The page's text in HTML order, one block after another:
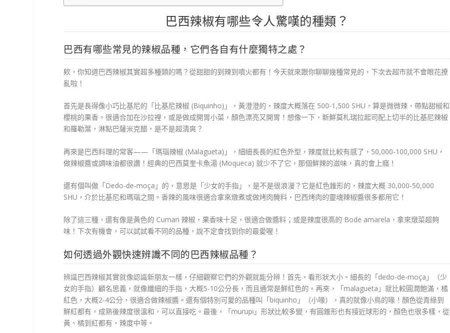
巴西辣椒有哪些令人驚嘆的種類？
巴西有哪些常見的辣椒品種，它們各自有什麼獨特之處？
欸，你知道巴西辣椒其實超多種類的嗎？從甜甜的到辣到噴火都有！今天就來跟你聊聊幾種常見的，下次去超市就不會眼花撩
亂啦！
首先是長得像小巧比基尼的「比基尼辣椒 (Biquinho)」，黃澄澄的，辣度大概落在 500-1,500 SHU，算是微微辣，帶點甜椒和
櫻桃的果香。很適合加在沙拉裡，或是做成開胃小菜，顏色漂亮又開胃！想像一下，新鮮莫札瑞拉起司配上切半的比基尼辣椒
和羅勒葉，淋點巴薩米克醋，是不是超清爽？
再來是巴西料理的常客——「瑪瑙辣椒 (Malagueta)」，細細長長的紅色外型，辣度就比較有感了，50,000-100,000 SHU，
做辣椒醬或調味油都很讚！經典的巴西莫奎卡魚湯 (Moqueca) 就少不了它，那個鮮辣的滋味，真的會上癮！
還有個叫做「Dedo-de-moça」的，意思是「少女的手指」，是不是很浪漫？它是紅色錐形的，辣度大概 30,000-50,000
SHU，介於比基尼和瑪瑙之間。香辣的風味很適合拿來燉煮或做烤肉醃料，巴西烤肉的靈魂辣椒醬很多都用它！
除了這三種，還有像是黃色的 Cumari 辣椒，果香味十足，很適合做醬料；或是辣度很高的 Bode amarela，拿來燉菜超夠
味！下次有機會，可以試試看不同的品種，說不定會找到你的最愛喔！
如何透過外觀快速辨識不同的巴西辣椒品種？
辨識巴西辣椒其實就像認識新朋友一樣，仔細觀察它們的外觀就能分辨！首先，看形狀大小。細長的「dedo-de-moça」（少
女的手指）顧名思義，就像纖細的手指，大概5-10公分長，而且通常是鮮紅色的。再來，「malagueta」就比較圓潤飽滿，橘
紅色，大概2-4公分，很適合做辣椒醬。還有個特別可愛的品種叫「biquinho」（小喙），真的就像小鳥的喙！顏色從青綠到
鮮紅都有，成熟後辣度很溫和，可以直接吃。最後，「murupi」形狀比較多變，有圓錐形也有接近球形的，顏色也很多樣，從
黃、橘到紅都有，辣度中等。